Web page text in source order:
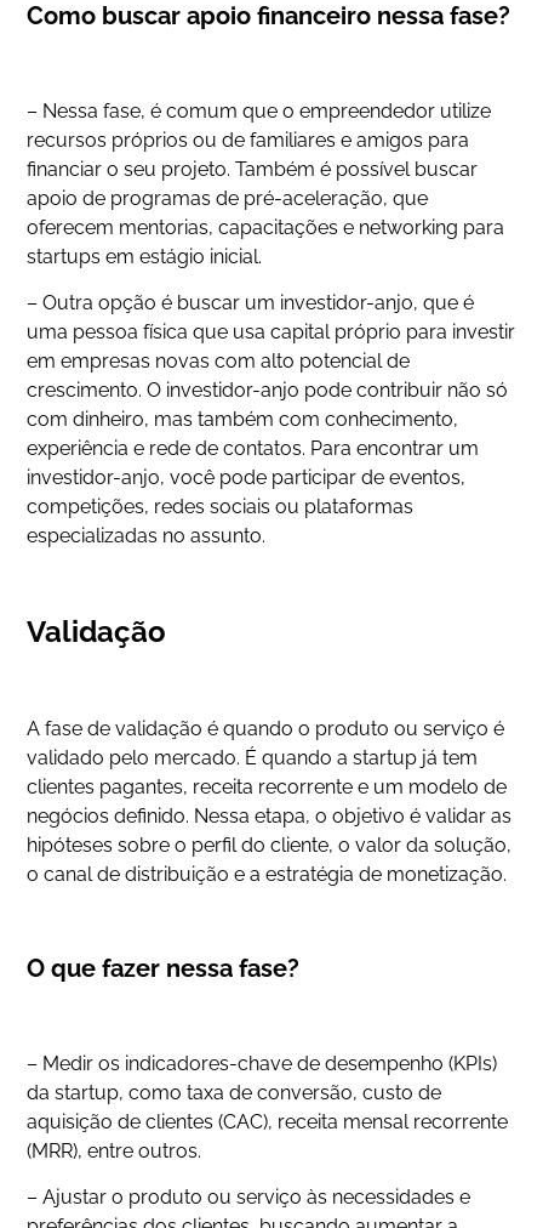
Como buscar apoio financeiro nessa fase?
– Nessa fase, é comum que o empreendedor utilize
recursos próprios ou de familiares e amigos para
financiar o seu projeto. Também é possível buscar
apoio de programas de pré-aceleração, que
oferecem mentorias, capacitações e networking para
startups em estágio inicial.
– Outra opção é buscar um investidor-anjo, que é
uma pessoa física que usa capital próprio para investir
em empresas novas com alto potencial de
crescimento. O investidor-anjo pode contribuir não só
com dinheiro, mas também com conhecimento,
experiência e rede de contatos. Para encontrar um
investidor-anjo, você pode participar de eventos,
competições, redes sociais ou plataformas
especializadas no assunto.
Validação
A fase de validação é quando o produto ou serviço é
validado pelo mercado. É quando a startup já tem
clientes pagantes, receita recorrente e um modelo de
negócios definido. Nessa etapa, o objetivo é validar as
hipóteses sobre o perfil do cliente, o valor da solução,
o canal de distribuição e a estratégia de monetização.
O que fazer nessa fase?
– Medir os indicadores-chave de desempenho (KPIs)
da startup, como taxa de conversão, custo de
aquisição de clientes (CAC), receita mensal recorrente
(MRR), entre outros.
– Ajustar o produto ou serviço às necessidades e